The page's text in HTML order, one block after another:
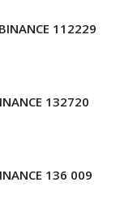
112229
132720
136 009